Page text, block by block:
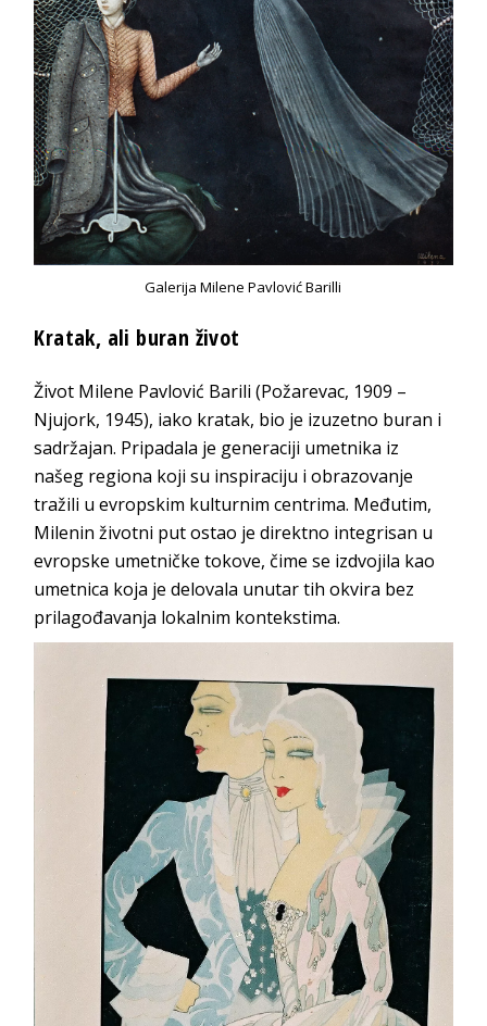
Galerija Milene Pavlović Barilli
Kratak, ali buran život
Život Milene Pavlović Barili (Požarevac, 1909 –
Njujork, 1945), iako kratak, bio je izuzetno buran i
sadržajan. Pripadala je generaciji umetnika iz
našeg regiona koji su inspiraciju i obrazovanje
tražili u evropskim kulturnim centrima. Međutim,
Milenin životni put ostao je direktno integrisan u
evropske umetničke tokove, čime se izdvojila kao
umetnica koja je delovala unutar tih okvira bez
prilagođavanja lokalnim kontekstima.